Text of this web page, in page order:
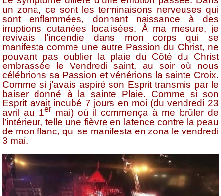
un zona, ce sont les terminaisons nerveuses qui
sont enflammées, donnant naissance à des
irruptions cutanées localisées. À ma mesure, je
revivais l’incendie dans mon corps qui se
manifesta comme une autre Passion du Christ, ne
pouvant pas oublier la plaie du Côté du Christ
embrassée le Vendredi saint, au soir où nous
célébrions sa Passion et vénérions la sainte Croix.
Comme si j’avais aspiré son Esprit transmis par le
baiser donné à la sainte Plaie. Comme si son
Esprit avait incubé 7 jours en moi (du vendredi 23
avril au 1er mai) où il commença à me brûler de
l’intérieur, telle une fièvre en latence contre la peau
de mon flanc, qui se manifesta en zona le vendredi
3 mai.